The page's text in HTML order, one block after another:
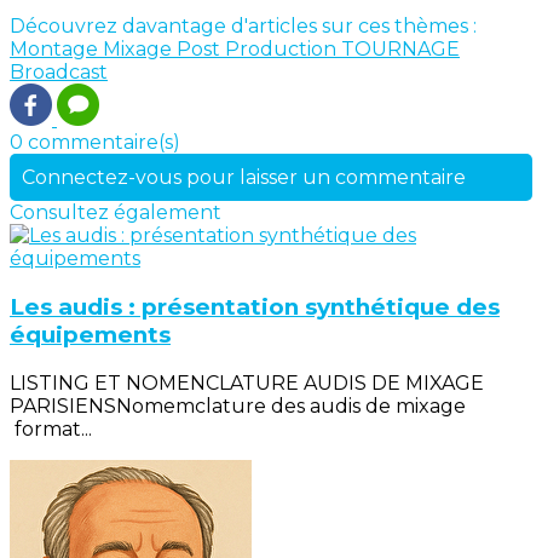
Découvrez davantage d'articles sur ces thèmes :
Montage Mixage Post Production TOURNAGE
Broadcast
0 commentaire(s)
Connectez-vous pour laisser un commentaire
Consultez également
Les audis : présentation synthétique des
équipements
LISTING ET NOMENCLATURE AUDIS DE MIXAGE
PARISIENSNomemclature des audis de mixage
format...